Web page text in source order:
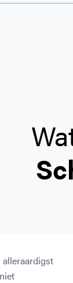
alleraardigst